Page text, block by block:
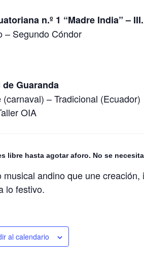
n.º 1 “Madre India” –
– Segundo Cóndor
Guaranda
(carnaval) – Tradicional (Ecuador)
OIA
libre hasta agotar aforo. No se
musical andino que une
lo festivo.
al calendario